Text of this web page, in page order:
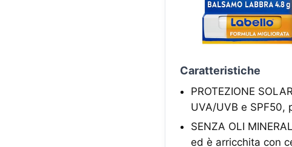
Caratteristiche
PROTEZIONE
UVA/UVB e
SENZA OLI
ed è arricchita con